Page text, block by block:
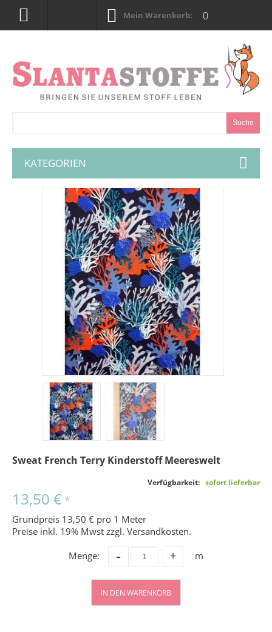
Mein Warenkorb: 0
Suche
KATEGORIEN
Sweat French Terry Kinderstoff Meereswelt
Verfügbarkeit: sofort lieferbar
13,50 € *
Grundpreis 13,50 € pro 1 Meter
Preise inkl. 19% Mwst zzgl. Versandkosten.
Menge:
+
- m
IN DEN WARENKORB